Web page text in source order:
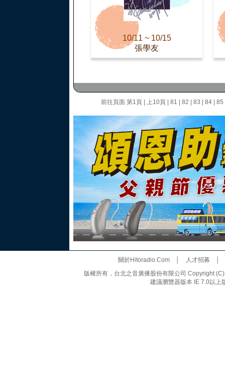
10/11 ~ 10/15
張學友
前往頁面 第1頁 上10頁 81 82 83 84 85
關於Hitoradio.Com│ 人才招募
版權所有，台北之音廣播股份有限公司 Copyright
建議瀏覽器版本 IE 7.0以上